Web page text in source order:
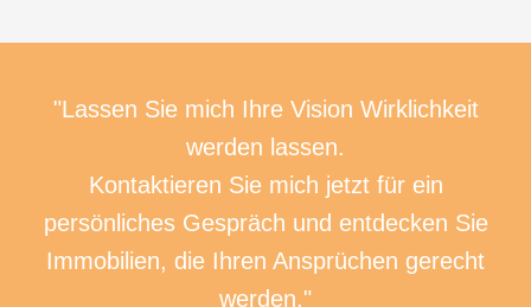
"Lassen Sie mich Ihre Vision Wirklichkeit
werden lassen.
Kontaktieren Sie mich jetzt für ein
persönliches Gespräch und entdecken Sie
Immobilien, die Ihren Ansprüchen gerecht
werden."